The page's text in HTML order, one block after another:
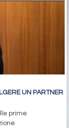
UN PARTNER
prime